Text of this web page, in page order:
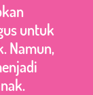
untuk
Namun,